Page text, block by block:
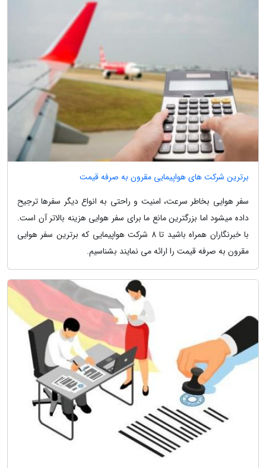
برترین شرکت های هواپیمایی مقرون به صرفه قیمت
سفر هوایی بخاطر سرعت، امنیت و راحتی به انواع دیگر سفرها ترجیح
داده میشود اما بزرگترین مانع ما برای سفر هوایی هزینه بالاتر آن است.
با خبرنگاران همراه باشید تا 8 شرکت هواپیمایی که برترین سفر هوایی
مقرون به صرفه قیمت را ارائه می نمایند بشناسیم.